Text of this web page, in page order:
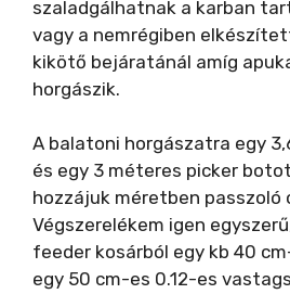
szaladgálhatnak a karban
vagy a nemrégiben
kikötő bejáratánál amíg
horgászik.
A balatoni horgászatra egy
és egy 3 méteres picker
hozzájuk méretben passzoló
Végszerelékem igen
feeder kosárból egy kb 40
egy 50 cm-es 0.12-es